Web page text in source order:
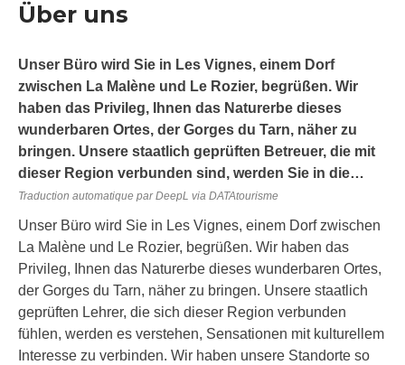
Über uns
Unser Büro wird Sie in Les Vignes, einem Dorf
zwischen La Malène und Le Rozier, begrüßen. Wir
haben das Privileg, Ihnen das Naturerbe dieses
wunderbaren Ortes, der Gorges du Tarn, näher zu
bringen. Unsere staatlich geprüften Betreuer, die mit
dieser Region verbunden sind, werden Sie in die…
Traduction automatique par DeepL via DATAtourisme
Unser Büro wird Sie in Les Vignes, einem Dorf zwischen
La Malène und Le Rozier, begrüßen. Wir haben das
Privileg, Ihnen das Naturerbe dieses wunderbaren Ortes,
der Gorges du Tarn, näher zu bringen. Unsere staatlich
geprüften Lehrer, die sich dieser Region verbunden
fühlen, werden es verstehen, Sensationen mit kulturellem
Interesse zu verbinden. Wir haben unsere Standorte so